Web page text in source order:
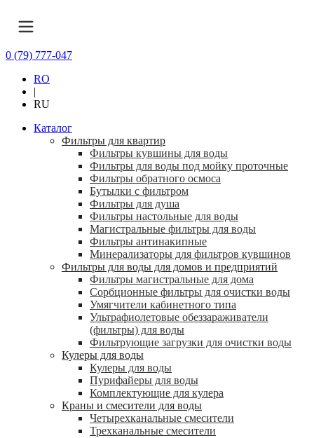
0 (79) 777-047
RO
|
RU
Каталог
Фильтры для квартир
Фильтры кувшины для воды
Фильтры для воды под мойку проточные
Фильтры обратного осмоса
Бутылки с фильтром
Фильтры для душа
Фильтры настольные для воды
Магистральные фильтры для воды
Фильтры антинакипные
Минерализаторы для фильтров кувшинов
Фильтры для воды для домов и предприятий
Фильтры магистральные для дома
Сорбционные фильтры для очистки воды
Умягчители кабинетного типа
Ультрафиолетовые обеззараживатели
(фильтры) для воды
Фильтрующие загрузки для очистки воды
Кулеры для воды
Кулеры для воды
Пурифайеры для воды
Комплектующие для кулера
Краны и смесители для воды
Четырехканальные смесители
Трехканальные смесители